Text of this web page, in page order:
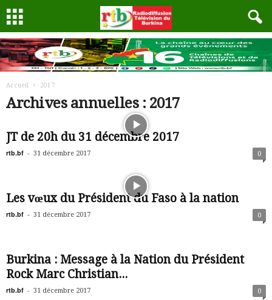
Accueil 2017
Archives annuelles : 2017
JT de 20h du 31 décembre 2017
rtb.bf - 31 décembre 2017 0
Les vœux du Président du Faso à la nation
rtb.bf - 31 décembre 2017 0
Burkina : Message à la Nation du Président
Rock Marc Christian...
rtb.bf - 31 décembre 2017 0